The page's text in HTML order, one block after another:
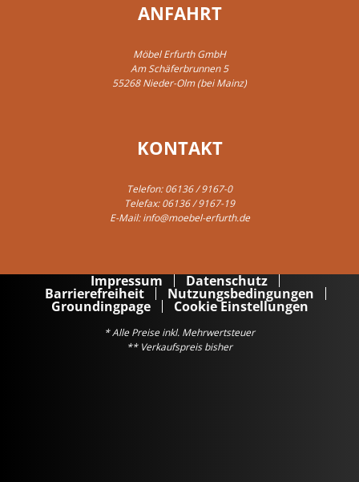
ANFAHRT
Möbel Erfurth GmbH
Am Schäferbrunnen 5
55268 Nieder-Olm (bei Mainz)
KONTAKT
Telefon:06136 / 9167-0
Telefax: 06136 / 9167-19
E-Mail:info@moebel-erfurth.de
Impressum Datenschutz
Barrierefreiheit Nutzungsbedingungen
Groundingpage Cookie Einstellungen
* Alle Preise inkl. Mehrwertsteuer
** Verkaufspreis bisher